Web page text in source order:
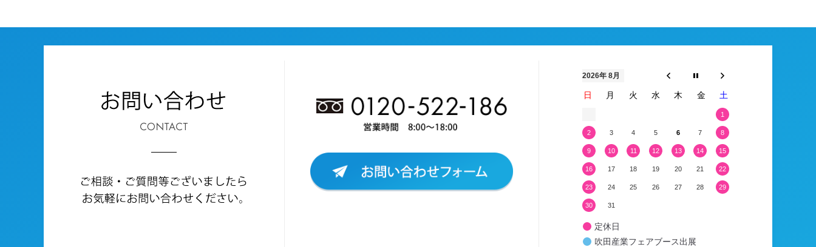
2026年 8月
日 月 火 水 木 金 土
1
2 3 4 5 6 7 8
9 10 11 12 13 14 15
16 17 18 19 20 21 22
23 24 25 26 27 28 29
30 31
定休日
吹田産業フェアブース出展